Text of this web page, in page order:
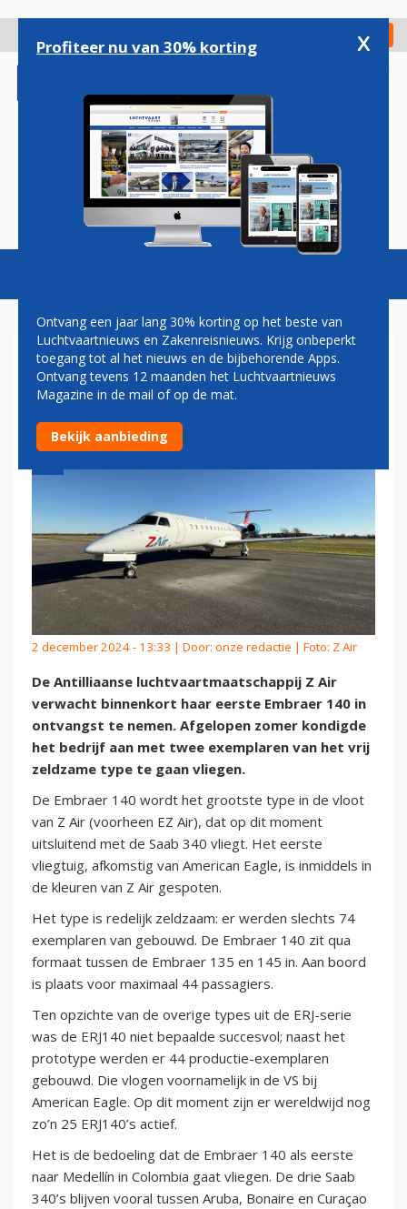
gaan
Check in
Magazine Podcasts Vacatures
EERSTE EMBRAER 140 VOOR
Z AIR IN DE STARTBLOKKEN
2 december 2024 - 13:33 | Door: onze redactie | Foto: Z Air
De Antilliaanse luchtvaartmaatschappij Z Air
verwacht binnenkort haar eerste Embraer 140 in
ontvangst te nemen. Afgelopen zomer kondigde
het bedrijf aan met twee exemplaren van het vrij
zeldzame type te gaan vliegen.
De Embraer 140 wordt het grootste type in de vloot
van Z Air (voorheen EZ Air), dat op dit moment
uitsluitend met de Saab 340 vliegt. Het eerste
vliegtuig, afkomstig van American Eagle, is inmiddels in
de kleuren van Z Air gespoten.
Het type is redelijk zeldzaam: er werden slechts 74
exemplaren van gebouwd. De Embraer 140 zit qua
formaat tussen de Embraer 135 en 145 in. Aan boord
is plaats voor maximaal 44 passagiers.
Ten opzichte van de overige types uit de ERJ-serie
was de ERJ140 niet bepaalde succesvol; naast het
prototype werden er 44 productie-exemplaren
gebouwd. Die vlogen voornamelijk in de VS bij
American Eagle. Op dit moment zijn er wereldwijd nog
zo’n 25 ERJ140’s actief.
Het is de bedoeling dat de Embraer 140 als eerste
naar Medellín in Colombia gaat vliegen. De drie Saab
340’s blijven vooral tussen Aruba, Bonaire en Curaçao
Profiteer nu van 30% korting x
Ontvang een jaar lang 30% korting op het beste van
Luchtvaartnieuws en Zakenreisnieuws. Krijg onbeperkt
toegang tot al het nieuws en de bijbehorende Apps.
Ontvang tevens 12 maanden het Luchtvaartnieuws
Magazine in de mail of op de mat.
Bekijk aanbieding